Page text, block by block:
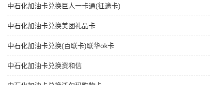
中石化加油卡兑换巨人一卡通(征途卡)
中石化加油卡兑换美团礼品卡
中石化加油卡兑换(百联卡)联华ok卡
中石化加油卡兑换资和信